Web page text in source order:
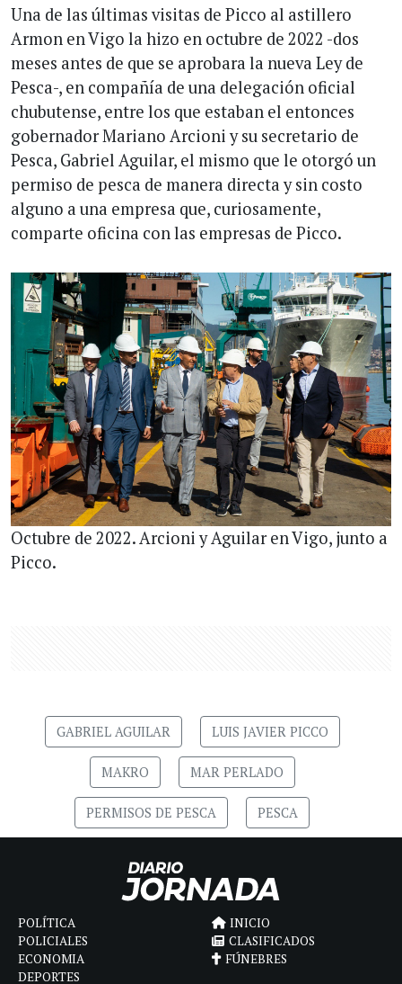
Una de las últimas visitas de Picco al astillero
Armon en Vigo la hizo en octubre de 2022 -dos
meses antes de que se aprobara la nueva Ley de
Pesca-, en compañía de una delegación oficial
chubutense, entre los que estaban el entonces
gobernador Mariano Arcioni y su secretario de
Pesca, Gabriel Aguilar, el mismo que le otorgó un
permiso de pesca de manera directa y sin costo
alguno a una empresa que, curiosamente,
comparte oficina con las empresas de Picco.
Octubre de 2022. Arcioni y Aguilar en Vigo, junto a
Picco.
GABRIEL AGUILAR LUIS JAVIER PICCO
MAKRO MAR PERLADO
PERMISOS DE PESCA PESCA
POLÍTICA
POLICIALES
ECONOMIA
DEPORTES
INICIO
CLASIFICADOS
FÚNEBRES